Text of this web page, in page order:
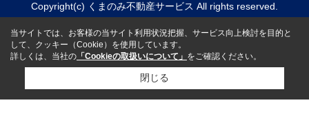
Copyright(c) くまのみ不動産サービス All rights reserved.
当サイトでは、お客様の当サイト利用状況把握、サービス向上検討を目的と
して、クッキー（Cookie）を使用しています。
詳しくは、当社の 「Cookieの取扱いについて」 をご確認ください。
閉じる